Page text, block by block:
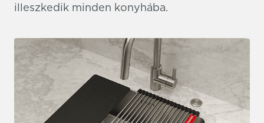
illeszkedik minden konyhába.